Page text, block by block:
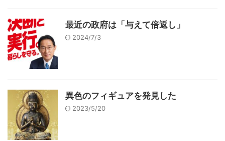
最近の政府は「与えて倍返し」
2024/7/3
異色のフィギュアを発見した
2023/5/20